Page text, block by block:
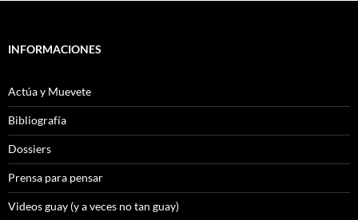
INFORMACIONES
Actúa y Muevete
Bibliografía
Dossiers
Prensa para pensar
Videos guay (y a veces no tan guay)